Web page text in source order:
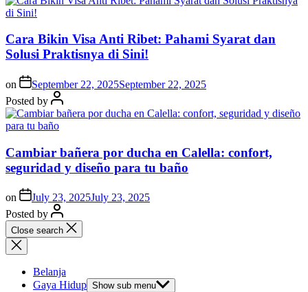
Cara Bikin Visa Anti Ribet: Pahami Syarat dan
Solusi Praktisnya di Sini!
on September 22, 2025September 22, 2025
Posted by
Cambiar bañera por ducha en Calella: confort,
seguridad y diseño para tu baño
on July 23, 2025July 23, 2025
Posted by
Close search
Belanja
Gaya Hidup Show sub menu